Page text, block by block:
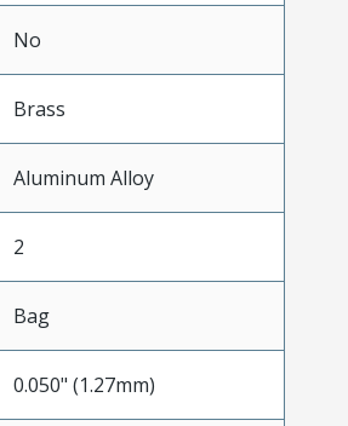
No
Brass
Aluminum Alloy
2
Bag
0.050" (1.27mm)